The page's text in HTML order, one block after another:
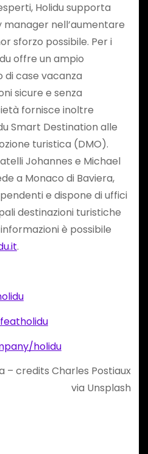
Holidu supporta
nell’aumentare
sforzo possibile. Per i
offre un ampio
case vacanza
sicure e senza
fornisce inoltre
Smart Destination alle
turistica (DMO).
Johannes e Michael
a Monaco di Baviera,
e dispone di uffici
destinazioni turistiche
è possibile
.
holidu
– credits Charles Postiaux
via Unsplash